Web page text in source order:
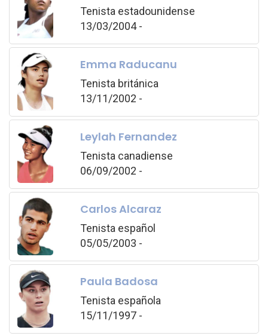
Tenista estadounidense
13/03/2004 -
Emma Raducanu
Tenista británica
13/11/2002 -
Leylah Fernandez
Tenista canadiense
06/09/2002 -
Carlos Alcaraz
Tenista español
05/05/2003 -
Paula Badosa
Tenista española
15/11/1997 -